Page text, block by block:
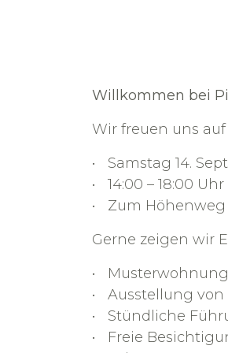
Willkommen bei
Wir freuen uns
Samstag 14.
14:00 – 18:00 Uhr
Zum Höhenweg
Gerne zeigen wir
Ausstellung von
Stündliche
Freie